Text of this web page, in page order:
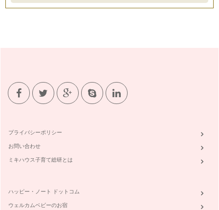
もっと食べ比べを楽しもう
前回の記事で、野菜果物の食べ比べの楽しさをお伝えしまし
野菜や果物を食べ比べてみよう
野菜ぎらいを克服する前に、まず、そもそも野菜のどんなとこ
ろが苦手なのか？そしてどんなところ…
△ ☓ が〇になる。野菜ぎらい克服塾の発足
プライバシーポリシー
お問い合わせ
ミキハウス子育て総研とは
ハッピー・ノート ドットコム
ウェルカムベビーのお宿